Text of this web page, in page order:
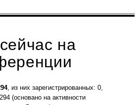
сейчас на
, из них зарегистрированных: 0,
(основано на активности